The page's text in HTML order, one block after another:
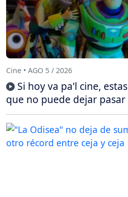
Cine • AGO 5 / 2026
Si hoy va pa'l cine,
que no puede dejar pasar